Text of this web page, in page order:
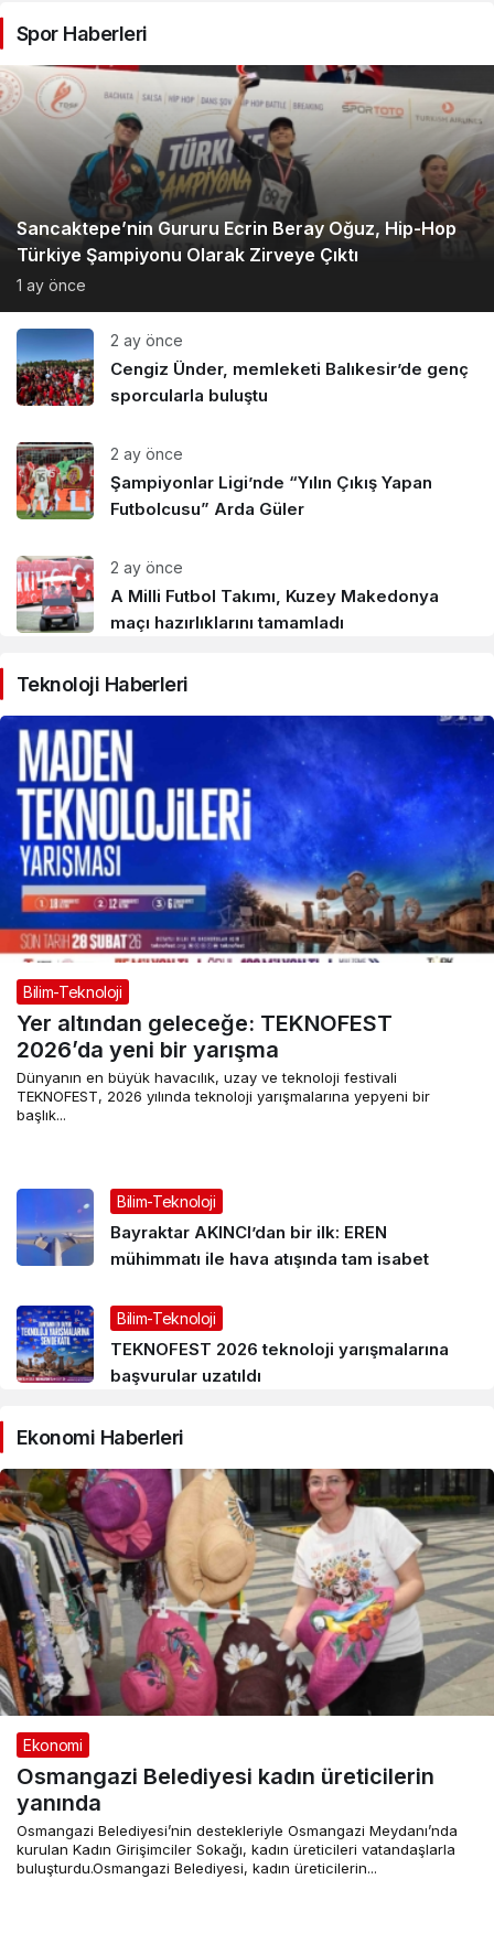
Spor Haberleri
Sancaktepe’nin Gururu Ecrin Beray Oğuz, Hip-Hop
Türkiye Şampiyonu Olarak Zirveye Çıktı
1 ay önce
2 ay önce
Cengiz Ünder, memleketi Balıkesir’de genç
sporcularla buluştu
2 ay önce
Şampiyonlar Ligi’nde “Yılın Çıkış Yapan
Futbolcusu” Arda Güler
2 ay önce
A Milli Futbol Takımı, Kuzey Makedonya
maçı hazırlıklarını tamamladı
Teknoloji Haberleri
Bilim-Teknoloji
Yer altından geleceğe: TEKNOFEST
2026’da yeni bir yarışma
Dünyanın en büyük havacılık, uzay ve teknoloji festivali
TEKNOFEST, 2026 yılında teknoloji yarışmalarına yepyeni bir
başlık...
Bilim-Teknoloji
Bayraktar AKINCI’dan bir ilk: EREN
mühimmatı ile hava atışında tam isabet
Bilim-Teknoloji
TEKNOFEST 2026 teknoloji yarışmalarına
başvurular uzatıldı
Ekonomi Haberleri
Ekonomi
Osmangazi Belediyesi kadın üreticilerin
yanında
Osmangazi Belediyesi’nin destekleriyle Osmangazi Meydanı’nda
kurulan Kadın Girişimciler Sokağı, kadın üreticileri vatandaşlarla
buluşturdu.Osmangazi Belediyesi, kadın üreticilerin...